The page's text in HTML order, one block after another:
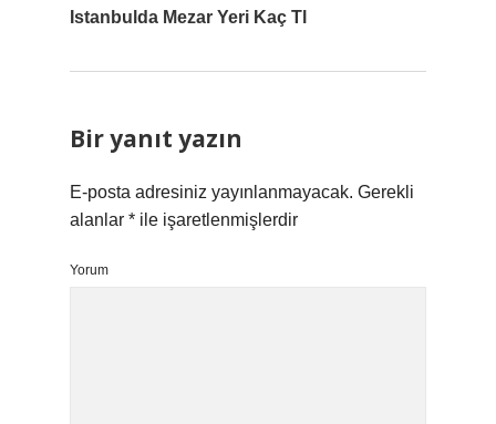
Istanbulda Mezar Yeri Kaç Tl
Bir yanıt yazın
E-posta adresiniz yayınlanmayacak. Gerekli
alanlar * ile işaretlenmişlerdir
Yorum